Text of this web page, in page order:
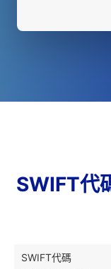
SWIFT代
SWIFT代碼